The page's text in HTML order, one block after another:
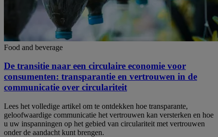
Food and beverage
De transitie naar een circulaire economie voor
consumenten: transparantie en vertrouwen in de
communicatie over circulariteit
Lees het volledige artikel om te ontdekken hoe transparante,
geloofwaardige communicatie het vertrouwen kan versterken en hoe
u uw inspanningen op het gebied van circulariteit met vertrouwen
onder de aandacht kunt brengen.